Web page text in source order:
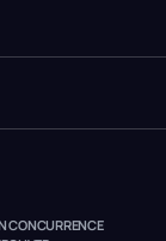
CONCURRENCE